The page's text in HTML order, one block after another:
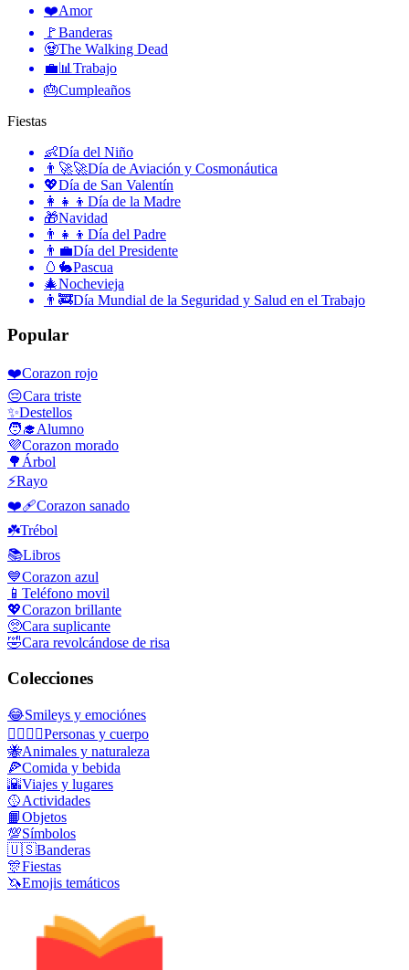
❤️Amor
🚩Banderas
🧟The Walking Dead
💼📊 Trabajo
🎂Cumpleaños
Fiestas
👶Día del Niño
👨‍🚀🚀Día de Aviación y Cosmonáutica
💖Día de San Valentín
👩‍👧‍👦 Día de la Madre
🎁Navidad
👨‍👧‍👦 Día del Padre
👨‍💼Día del Presidente
🥚🐇Pascua
🎄Nochevieja
👨‍🚒Día Mundial de la Seguridad y Salud en el Trabajo
Popular
❤️Corazon rojo
😔Cara triste
✨Destellos
🧑‍🎓Alumno
💜Corazon morado
🌳 Árbol
⚡Rayo
❤️‍🩹Corazon sanado
☘️Trébol
📚Libros
💙Corazon azul
📱 Teléfono movil
💖Corazon brillante
🥺Cara suplicante
🤣Cara revolcándose de risa
Colecciones
😂Smileys y emociónes
👩‍❤️‍💋‍👨Personas y cuerpo
🐝Animales y naturaleza
🍕Comida y bebida
🌇Viajes y lugares
🥎Actividades
📙Objetos
💯Símbolos
🇺🇸Banderas
🎊Fiestas
🦄Emojis temáticos